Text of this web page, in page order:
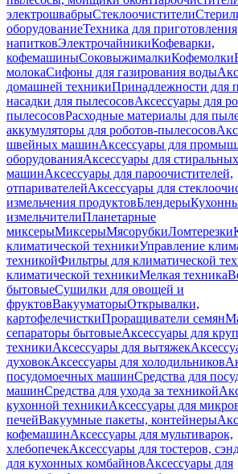
электрошвабрыСтеклоочистители
оборудованиеТехника для приготовления
напитковЭлектрочайникиКофеварки,
кофемашиныСоковыжималкиКофемолки
молокаСифоны для газирования воды
домашней техникиПринадлежности для
насадки для пылесосовАксессуары для
пылесосовРасходные материалы для
аккумуляторы для роботов-пылесосов
швейных машинАксессуары для
оборудованияАксессуары для
машинАксессуары для пароочистителей,
отпаривателейАксессуары для
измельчения продуктовБлендеры
измельчителиПланетарные
миксерыМиксерыМясорубкиЛомтерезки
климатической техникиУправление
техникойФильтры для климатической
климатической техникиМелкая техника
бытовыеСушилки для овощей и
фруктовВакууматорыОткрывалки,
картофелечисткиПроращиватели семян
сепараторы бытовыеАксессуары для
техникиАксессуары для вытяжек
духовокАксессуары для холодильников
посудомоечных машинСредства для
машинСредства для ухода за техникой
кухонной техникиАксессуары для
печейВакуумные пакеты, контейнеры
кофемашинАксессуары для мультиварок,
хлебопечекАксессуары для тостеров,
для кухонных комбайновАксессуары для